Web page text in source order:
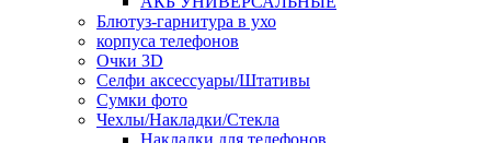
Блютуз-гарнитура в ухо
корпуса телефонов
Очки 3D
Селфи аксессуары/Штативы
Сумки фото
Чехлы/Накладки/Стекла
Накладки для телефонов